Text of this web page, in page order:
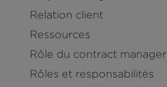
Relation client
Ressources
Rôle du contract manager
Rôles et responsabilités